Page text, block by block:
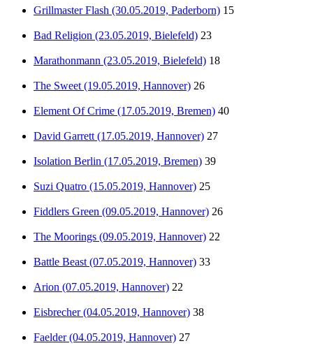
Grillmaster Flash (30.05.2019, Paderborn) 15
Bad Religion (23.05.2019, Bielefeld) 23
Marathonmann (23.05.2019, Bielefeld) 18
The Sweet (19.05.2019, Hannover) 26
Element Of Crime (17.05.2019, Bremen) 40
David Garrett (17.05.2019, Hannover) 27
Isolation Berlin (17.05.2019, Bremen) 39
Suzi Quatro (15.05.2019, Hannover) 25
Fiddlers Green (09.05.2019, Hannover) 26
The Moorings (09.05.2019, Hannover) 22
Battle Beast (07.05.2019, Hannover) 33
Arion (07.05.2019, Hannover) 22
Eisbrecher (04.05.2019, Hannover) 38
Faelder (04.05.2019, Hannover) 27